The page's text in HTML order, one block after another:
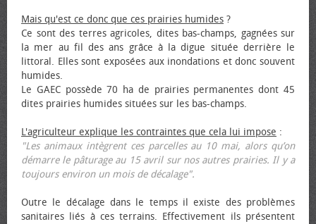
Mais qu'est ce donc que ces prairies humides ?
Ce sont des terres agricoles, dites bas-champs, gagnées sur
la mer au fil des ans grâce à la digue située derrière le
littoral. Elles sont exposées aux inondations et donc souvent
humides.
Le GAEC possède 70 ha de prairies permanentes dont 45
dites prairies humides situées sur les bas-champs.
L'agriculteur explique les contraintes que cela lui impose :
"Les animaux intègrent ces parcelles au 10 mai, alors qu’on
démarre le pâturage au 15 avril sur nos autres prairies. Il y a
toujours environ un mois de décalage".
Outre le décalage dans le temps il existe des problèmes
sanitaires liés à ces terrains. Effectivement ils présentent